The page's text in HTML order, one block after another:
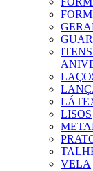
LISOS
VELA